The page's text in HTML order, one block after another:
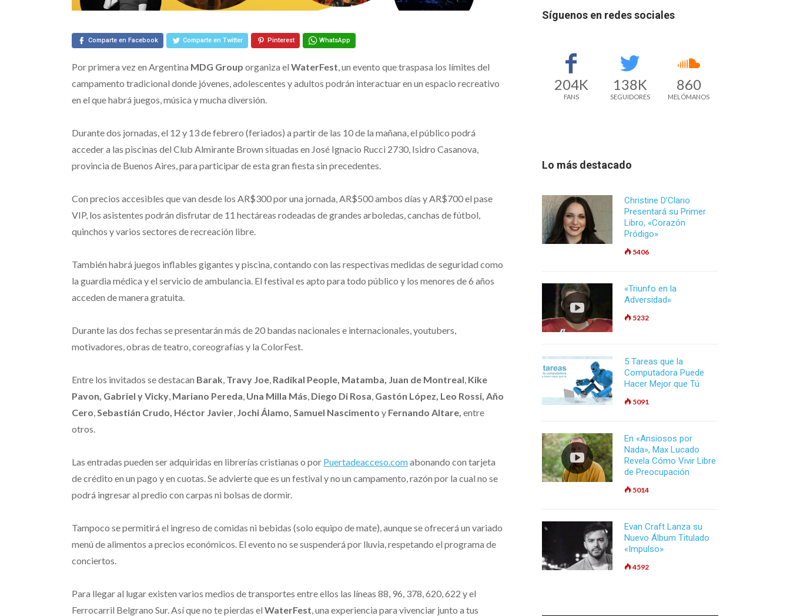
Comparte en Facebook Comparte en Twitter Pinterest WhatsApp
Por primera vez en Argentina MDG Group organiza el WaterFest, un evento que traspasa los límites del
campamento tradicional donde jóvenes, adolescentes y adultos podrán interactuar en un espacio recreativo
en el que habrá juegos, música y mucha diversión.
Durante dos jornadas, el 12 y 13 de febrero (feriados) a partir de las 10 de la mañana, el público podrá
acceder a las piscinas del Club Almirante Brown situadas en José Ignacio Rucci 2730, Isidro Casanova,
provincia de Buenos Aires, para participar de esta gran fiesta sin precedentes.
Con precios accesibles que van desde los AR$300 por una jornada, AR$500 ambos días y AR$700 el pase
VIP, los asistentes podrán disfrutar de 11 hectáreas rodeadas de grandes arboledas, canchas de fútbol,
quinchos y varios sectores de recreación libre.
También habrá juegos inflables gigantes y piscina, contando con las respectivas medidas de seguridad como
la guardia médica y el servicio de ambulancia. El festival es apto para todo público y los menores de 6 años
acceden de manera gratuita.
Durante las dos fechas se presentarán más de 20 bandas nacionales e internacionales, youtubers,
motivadores, obras de teatro, coreografías y la ColorFest.
Entre los invitados se destacan Barak, Travy Joe, Radikal People, Matamba, Juan de Montreal, Kike
Pavon, Gabriel y Vicky, Mariano Pereda, Una Milla Más, Diego Di Rosa, Gastón López, Leo Rossi, Año
Cero,Sebastián Crudo, Héctor Javier, Jochi Álamo, Samuel Nascimento y Fernando Altare, entre
otros.
Las entradas pueden ser adquiridas en librerías cristianas o por Puertadeacceso.comabonando con tarjeta
de crédito en un pago y en cuotas. Se advierte que es un festival y no un campamento, razón por la cual no se
podrá ingresar al predio con carpas ni bolsas de dormir.
Tampoco se permitirá el ingreso de comidas ni bebidas (solo equipo de mate), aunque se ofrecerá un variado
menú de alimentos a precios económicos. El evento no se suspenderá por lluvia, respetando el programa de
conciertos.
Para llegar al lugar existen varios medios de transportes entre ellos las líneas 88, 96, 378, 620, 622 y el
Ferrocarril Belgrano Sur. Así que no te pierdas el WaterFest, una experiencia para vivenciar junto a tus
Síguenos en redes sociales
204K
FANS
138K
SEGUIDORES
860
MELÓMANOS
Lo más destacado
Christine D’Clario
Presentará su Primer
Libro, «Corazón
Pródigo»
5406
«Triunfo en la
Adversidad»
5232
5 Tareas que la
Computadora Puede
Hacer Mejor que Tú
5091
En «Ansiosos por
Nada», Max Lucado
Revela Cómo Vivir Libre
de Preocupación
5014
Evan Craft Lanza su
Nuevo Álbum Titulado
«Impulso»
4592